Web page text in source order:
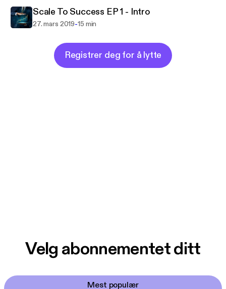
Scale To Success EP 1 - Intro
27. mars 2019-15 min
Registrer deg for å lytte
Velg abonnementet ditt
Mest populær